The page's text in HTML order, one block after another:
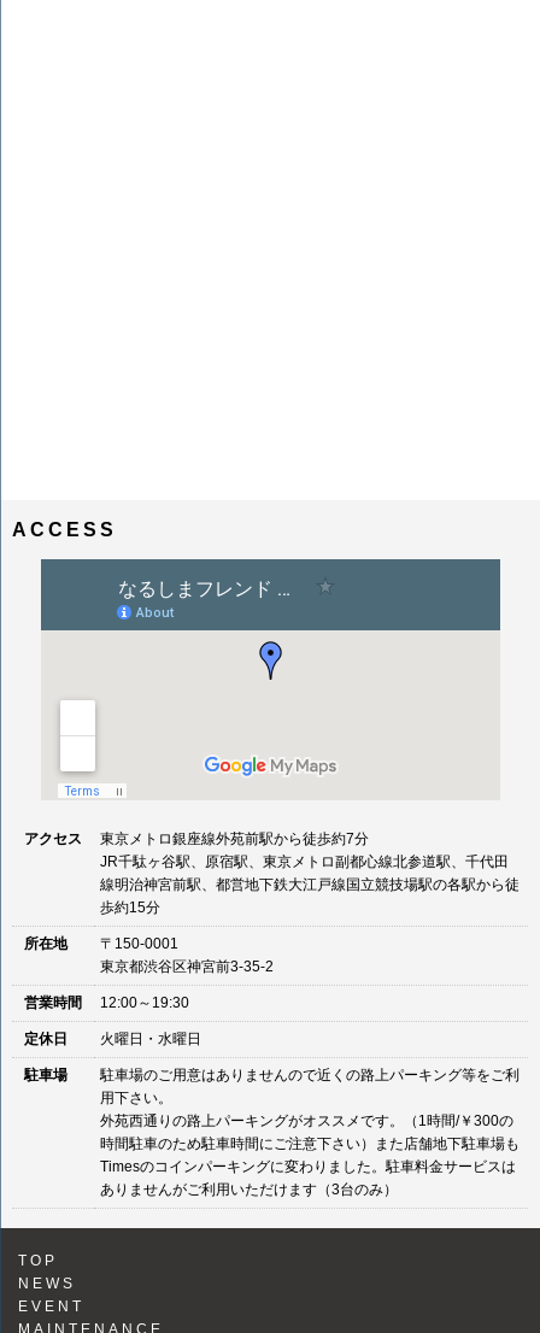
ACCESS
アクセス
東京メトロ銀座線外苑前駅から徒歩約7分
JR千駄ヶ谷駅、原宿駅、東京メトロ副都心線北参道駅、千代田
線明治神宮前駅、都営地下鉄大江戸線国立競技場駅の各駅から徒
歩約15分
所在地
〒150-0001
東京都渋谷区神宮前3-35-2
営業時間 12:00～19:30
定休日 火曜日・水曜日
駐車場
駐車場のご用意はありませんので近くの路上パーキング等をご利
用下さい。
外苑西通りの路上パーキングがオススメです。（1時間/￥300の
時間駐車のため駐車時間にご注意下さい）また店舗地下駐車場も
Timesのコインパーキングに変わりました。駐車料金サービスは
ありませんがご利用いただけます（3台のみ）
TOP
NEWS
EVENT
MAINTENANCE